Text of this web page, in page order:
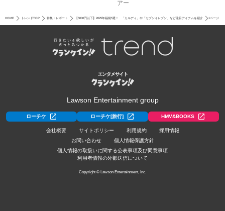
アー
HOME トレンドTOP 特集・レポート 【5000円以下】2025年福袋5選！ 「カルディ」や「セブンイレブン」など注目アイテムを紹介 1ページ
Lawson Entertainment group
ローチケ ローチケ[旅行] HMV&BOOKS
会社概要 サイトポリシー 利用規約
採用情報
お問い合わせ
個人情報保護方針
個人情報の取扱いに関する公表事項及び同意事項
利用者情報の外部送信について
Copyright © Lawson Entertainment, Inc.